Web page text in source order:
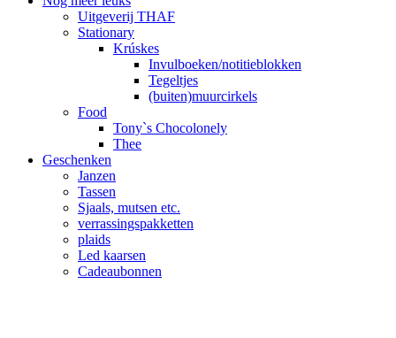
Uitgeverij THAF
Stationary
Krúskes
Invulboeken/notitieblokken
Tegeltjes
(buiten)muurcirkels
Food
Tony`s Chocolonely
Thee
Geschenken
Janzen
Tassen
Sjaals, mutsen etc.
verrassingspakketten
plaids
Led kaarsen
Cadeaubonnen